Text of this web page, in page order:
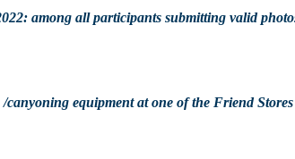
among all participants submitting valid
equipment at one of the Friend